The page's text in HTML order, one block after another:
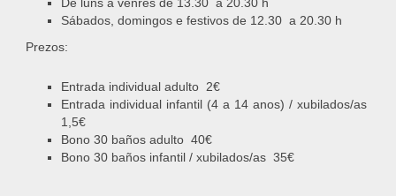
Sábados, domingos e festivos de 12.30 a 20.30 h
Prezos:
Entrada individual adulto 2€
Entrada individual infantil (4 a 14 anos) / xubilados/as
1,5€
Bono 30 baños adulto 40€
Bono 30 baños infantil / xubilados/as 35€